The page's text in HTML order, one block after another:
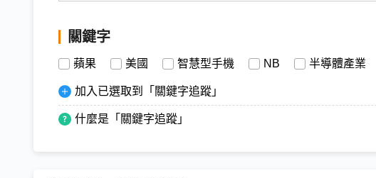
關鍵字
蘋果 美國 智慧型手機 NB 半導體產業
加入已選取到「關鍵字追蹤」
什麼是「關鍵字追蹤」